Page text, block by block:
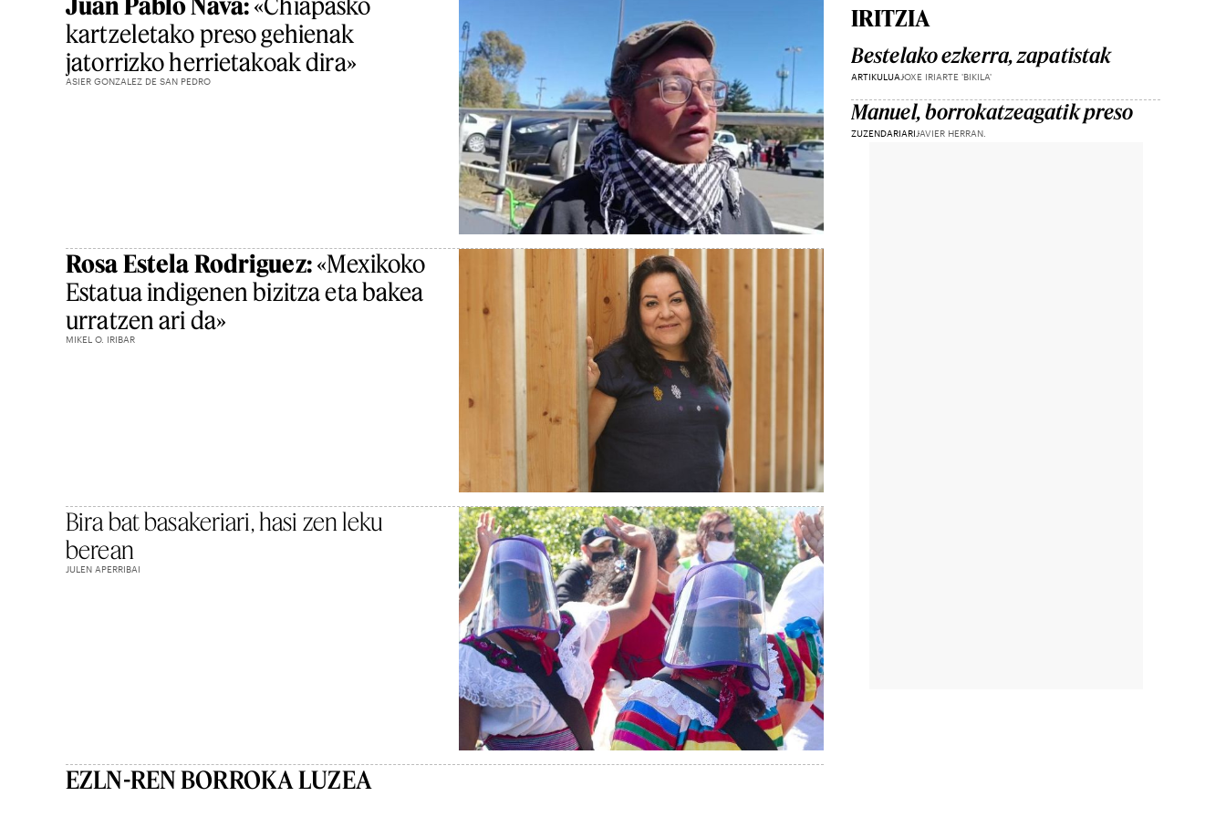
kartzeletako preso gehienak
jatorrizko herrietakoak dira»
ASIER GONZALEZ DE SAN PEDRO
Rosa Estela Rodriguez:«Mexikoko
Estatua indigenen bizitza eta bakea
urratzen ari da»
MIKEL O. IRIBAR
Bira bat basakeriari, hasi zen leku
berean
JULEN APERRIBAI
EZLN-REN BORROKA LUZEA
IRITZIA
Bestelako ezkerra, zapatistak
ARTIKULUA JOXE IRIARTE 'BIKILA'
Manuel, borrokatzeagatik preso
ZUZENDARIARI JAVIER HERRAN.